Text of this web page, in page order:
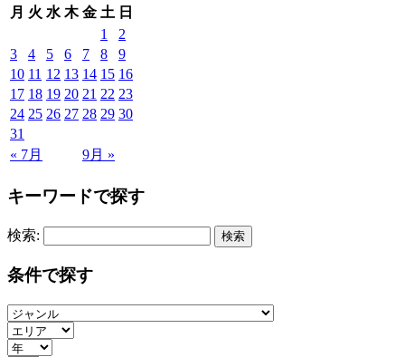
月 火 水 木 金 土 日
« 7月 9月 »
1
2
3
4 5 6 7 8
9
10 11 12 13 14 15 16
17 18 19 20 21 22 23
24 25 26 27 28 29 30
31
キーワードで探す
検索:
条件で探す